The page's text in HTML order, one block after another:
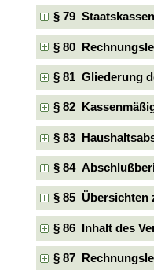
§ 79
§ 80
§ 81 Gliederung
§ 82
§ 83
§ 84
§ 85 Übersichten
§ 86 Inhalt des
§ 87